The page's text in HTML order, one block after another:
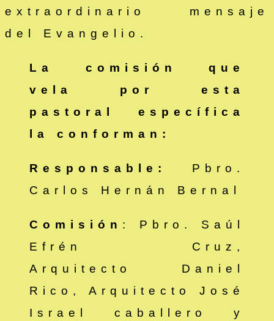
extraordinario mensaje
del Evangelio.
La comisión que
vela por esta
pastoral específica
la conforman:
Responsable:
Pbro.
Carlos Hernán Bernal
Comisión : Pbro. Saúl
Efrén Cruz,
Arquitecto Daniel
Rico, Arquitecto José
Israel caballero y